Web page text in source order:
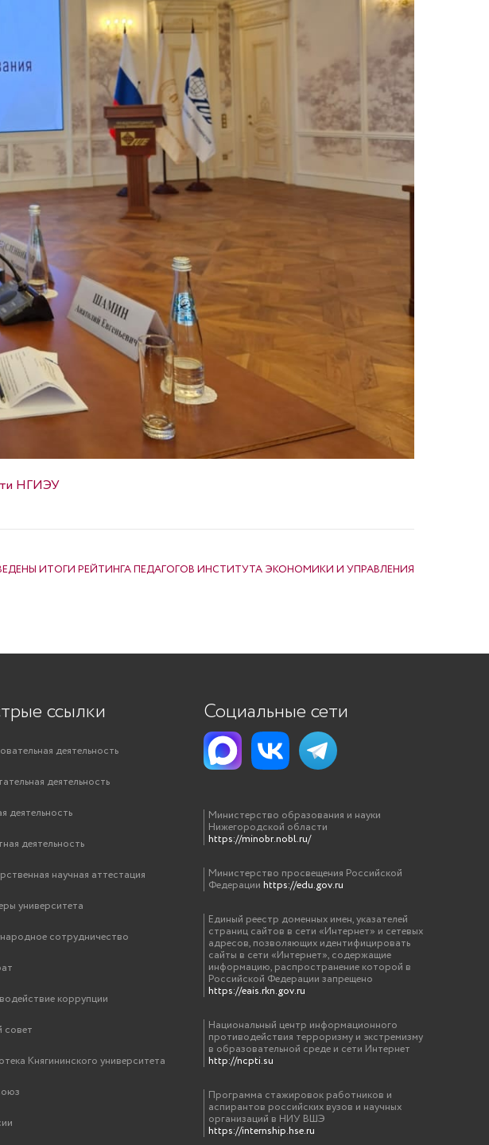
НГИЭУ
ИТОГИ РЕЙТИНГА ПЕДАГОГОВ ИНСТИТУТА ЭКОНОМИКИ И УПРАВЛЕНИЯ
ссылки
деятельность
деятельность
деятельность
деятельность
научная аттестация
университета
сотрудничество
коррупции
совет
Княгининского университета
Социальные сети
Министерство образования и науки
Нижегородской области
https://minobr.nobl.ru/
Министерство просвещения Российской
Федерации https://edu.gov.ru
Единый реестр доменных имен, указателей
страниц сайтов в сети «Интернет» и сетевых
адресов, позволяющих идентифицировать
сайты в сети «Интернет», содержащие
информацию, распространение которой в
Российской Федерации запрещено
https://eais.rkn.gov.ru
Национальный центр информационного
противодействия терроризму и экстремизму
в образовательной среде и сети Интернет
http://ncpti.su
Программа стажировок работников и
аспирантов российских вузов и научных
организаций в НИУ ВШЭ
https://internship.hse.ru